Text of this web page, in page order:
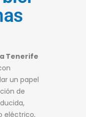
Tenerife
un papel
de
eléctrico,